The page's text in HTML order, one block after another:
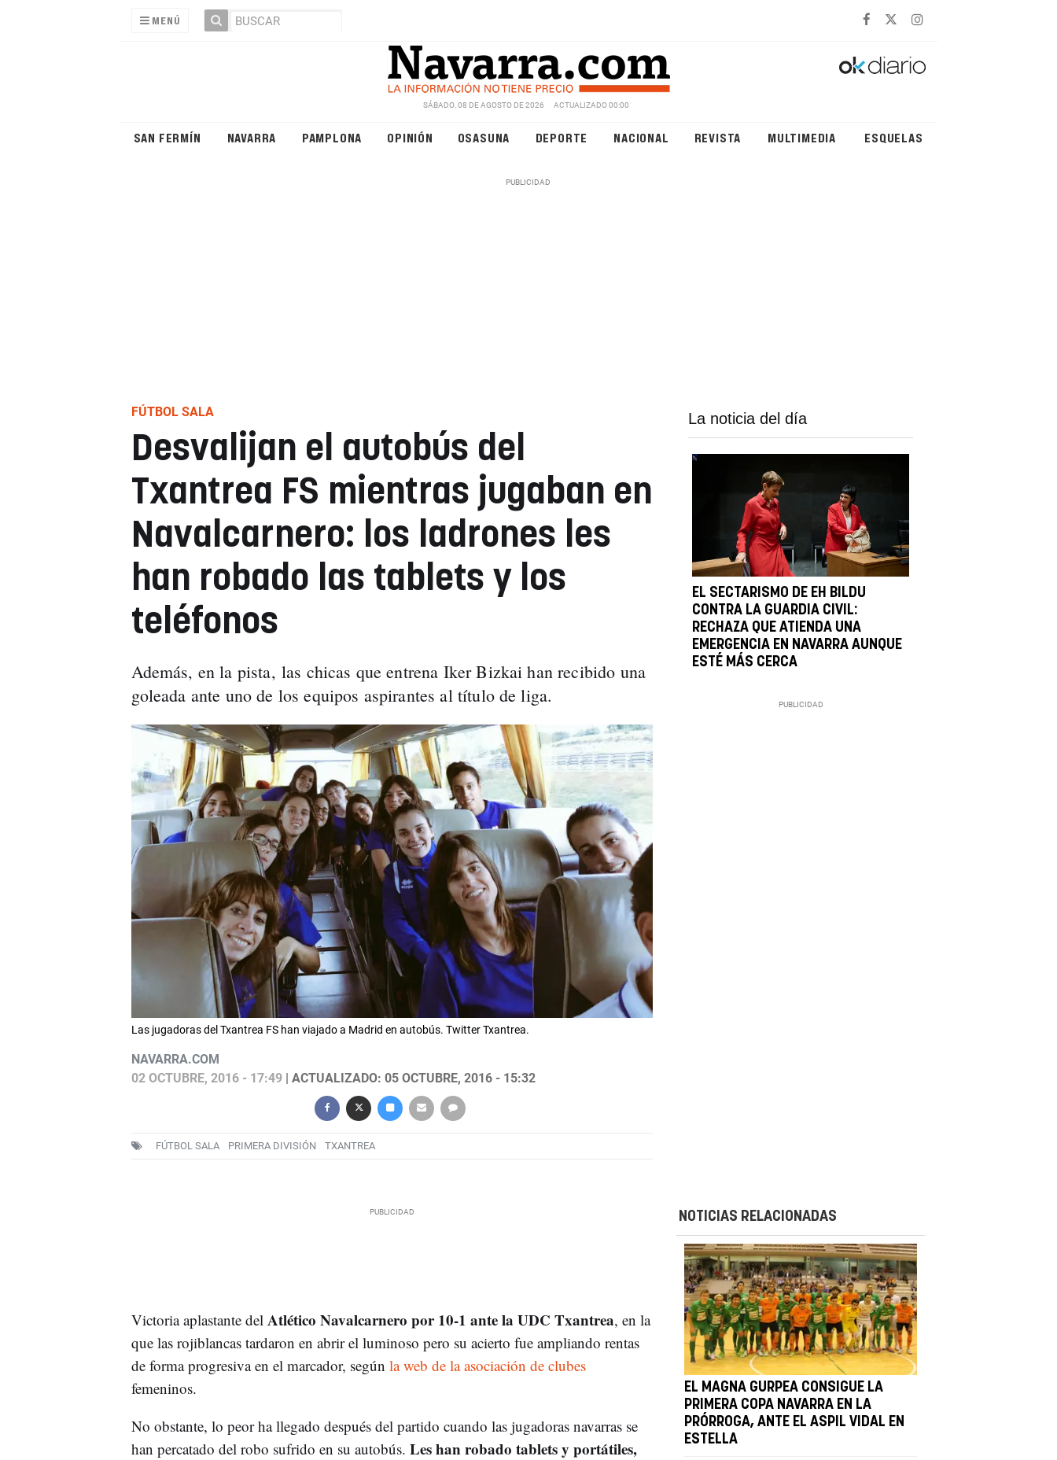
MENÚ
SÁBADO, 08 DE AGOSTO DE 2026 ACTUALIZADO 00:00
SAN FERMÍN NAVARRA PAMPLONA OPINIÓN OSASUNA DEPORTE NACIONAL REVISTA MULTIMEDIA ESQUELAS
FÚTBOL SALA
Desvalijan el autobús del
Txantrea FS mientras jugaban en
Navalcarnero: los ladrones les
han robado las tablets y los
teléfonos
Además, en la pista, las chicas que entrena Iker Bizkai han recibido una
goleada ante uno de los equipos aspirantes al título de liga.
Las jugadoras del Txantrea FS han viajado a Madrid en autobús. Twitter Txantrea.
NAVARRA.COM
02 OCTUBRE, 2016 - 17:49| ACTUALIZADO: 05 OCTUBRE, 2016 - 15:32
FÚTBOL SALA PRIMERA DIVISIÓN TXANTREA
La noticia del día
EL SECTARISMO DE EH BILDU
CONTRA LA GUARDIA CIVIL:
RECHAZA QUE ATIENDA UNA
EMERGENCIA EN NAVARRA AUNQUE
ESTÉ MÁS CERCA
Victoria aplastante del Atlético Navalcarnero por 10-1 ante la UDC Txantrea, en la
que las rojiblancas tardaron en abrir el luminoso pero su acierto fue ampliando rentas
de forma progresiva en el marcador, según la web de la asociación de clubes
femeninos.
No obstante, lo peor ha llegado después del partido cuando las jugadoras navarras se
han percatado del robo sufrido en su autobús. Les han robado tablets y portátiles,
NOTICIAS RELACIONADAS
EL MAGNA GURPEA CONSIGUE LA
PRIMERA COPA NAVARRA EN LA
PRÓRROGA, ANTE EL ASPIL VIDAL EN
ESTELLA